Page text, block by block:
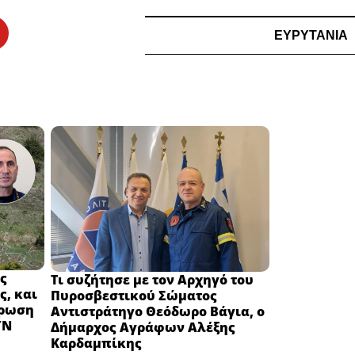
ΕΥΡΥΤΑΝΙΑ
και
Τι συζήτησε με τον Αρχηγό του
Πυροσβεστικού Σώματος
Αντιστράτηγο Θεόδωρο Βάγια, ο
Δήμαρχος Αγράφων Αλέξης
Καρδαμπίκης